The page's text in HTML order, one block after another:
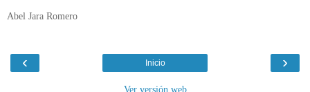
Abel Jara Romero
‹ ›
Inicio
Ver versión web